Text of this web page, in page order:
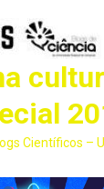
Científicos –